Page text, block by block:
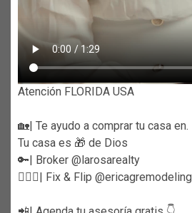
Atención FLORIDA USA
🏡| Te ayudo a comprar tu casa en.
Tu casa es 🎁 de Dios
🔑| Broker @larosarealty
👷🏼‍♀️| Fix & Flip @ericagremodeling